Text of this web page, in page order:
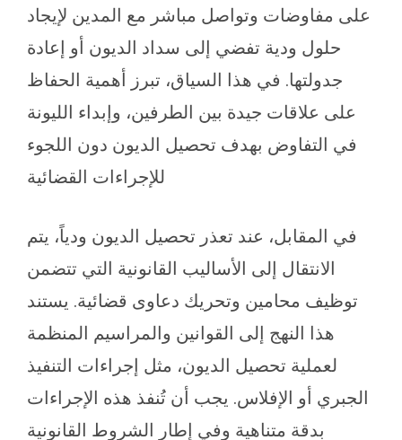
على مفاوضات وتواصل مباشر مع المدين لإيجاد
حلول ودية تفضي إلى سداد الديون أو إعادة
جدولتها. في هذا السياق، تبرز أهمية الحفاظ
على علاقات جيدة بين الطرفين، وإبداء الليونة
في التفاوض بهدف تحصيل الديون دون اللجوء
للإجراءات القضائية
في المقابل، عند تعذر تحصيل الديون ودياً، يتم
الانتقال إلى الأساليب القانونية التي تتضمن
توظيف محامين وتحريك دعاوى قضائية. يستند
هذا النهج إلى القوانين والمراسيم المنظمة
لعملية تحصيل الديون، مثل إجراءات التنفيذ
الجبري أو الإفلاس. يجب أن تُنفذ هذه الإجراءات
بدقة متناهية وفي إطار الشروط القانونية